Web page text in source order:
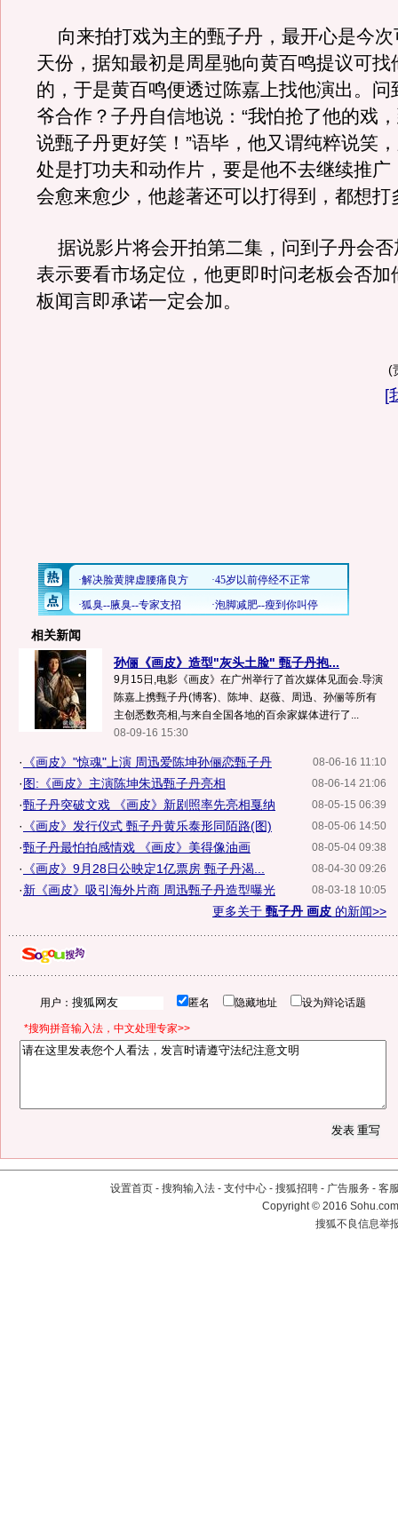
向来拍打戏为主的甄子丹，最开心是今次
天份，据知最初是周星驰向黄百鸣提议可找
的，于是黄百鸣便透过陈嘉上找他演出。问
爷合作？子丹自信地说：“我怕抢了他的戏
说甄子丹更好笑！”语毕，他又谓纯粹说笑
处是打功夫和动作片，要是他不去继续推广
会愈来愈少，他趁著还可以打得到，都想打
据说影片将会开拍第二集，问到子丹会否
表示要看市场定位，他更即时问老板会否加
板闻言即承诺一定会加。
(
[
相关新闻
孙俪《画皮》造型"灰头土脸" 甄子丹抱...
9月15日,电影《画皮》在广州举行了首次媒体见面会.导演
陈嘉上携甄子丹(博客)、陈坤、赵薇、周迅、孙俪等所有
主创悉数亮相,与来自全国各地的百余家媒体进行了...
08-09-16 15:30
08-06-16 11:10
· 《画皮》"惊魂"上演 周迅爱陈坤孙俪恋甄子丹
08-06-14 21:06
·图:《画皮》主演陈坤朱迅甄子丹亮相
08-05-15 06:39
·甄子丹突破文戏 《画皮》新剧照率先亮相戛纳
08-05-06 14:50
· 《画皮》发行仪式 甄子丹黄乐泰形同陌路(图)
08-05-04 09:38
·甄子丹最怕拍感情戏 《画皮》美得像油画
08-04-30 09:26
· 《画皮》9月28日公映定1亿票房 甄子丹渴...
08-03-18 10:05
·新《画皮》吸引海外片商 周迅甄子丹造型曝光
更多关于 甄子丹 画皮 的新闻>>
用户： 匿名 隐藏地址 设为辩论话题
*搜狗拼音输入法，中文处理专家>>
设置首页 - 搜狗输入法 - 支付中心 - 搜狐招聘 - 广告服务 - 客
Copyright©2016
搜狐不良信息举